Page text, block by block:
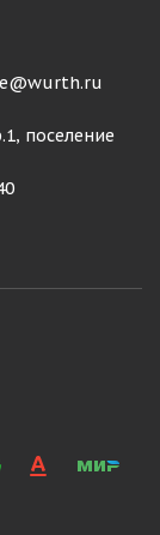
поселение